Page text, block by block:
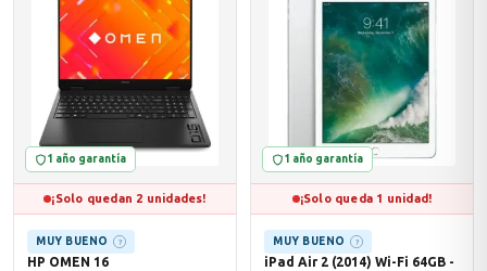
1 año garantía
¡Solo quedan 2 unidades!
MUY BUENO ?
HP OMEN 16
1 año garantía
¡Solo queda 1 unidad!
MUY BUENO ?
iPad Air 2 (2014) Wi-Fi 64GB -